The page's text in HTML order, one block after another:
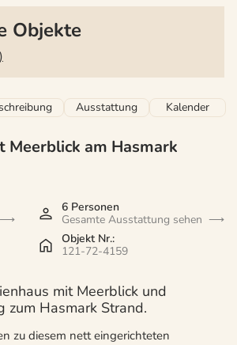
Objekte
Ausstattung Kalender
Meerblick am Hasmark
6 Personen
Gesamte Ausstattung sehen
Objekt Nr.:
121-72-4159
mit Meerblick und
zum Hasmark Strand.
zu diesem nett eingerichteten